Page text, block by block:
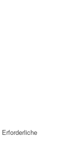
Erforderliche